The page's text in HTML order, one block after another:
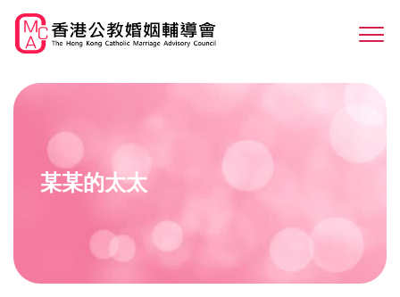
main
某某的太太